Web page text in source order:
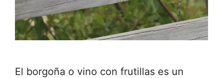
El borgoña o vino con frutillas es un